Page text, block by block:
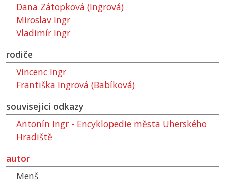
Dana Zátopková (Ingrová)
Miroslav Ingr
Vladimír Ingr
rodiče
Vincenc Ingr
Františka Ingrová (Babíková)
související odkazy
Antonín Ingr - Encyklopedie města Uherského
Hradiště
autor
Menš